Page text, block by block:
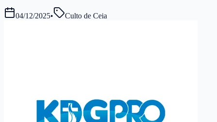
04/12/2025• Culto de Ceia